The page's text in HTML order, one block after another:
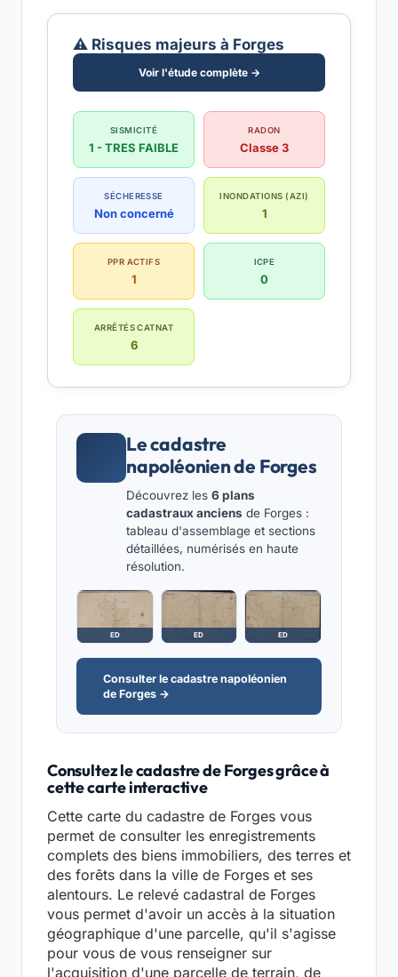
⚠️ Risques majeurs à Forges
Voir l'étude complète →
SISMICITÉ
1 - TRES FAIBLE
RADON
Classe 3
SÉCHERESSE
Non concerné
INONDATIONS (AZI)
1
PPR ACTIFS
1
ICPE
0
ARRÊTÉS CATNAT
6
Le cadastre
napoléonien de Forges
Découvrez les 6 plans
cadastraux anciens de Forges :
tableau d'assemblage et sections
détaillées, numérisés en haute
résolution.
ED ED ED
Consulter le cadastre napoléonien
de Forges →
Consultez le cadastre de Forges grâce à
cette carte interactive
Cette carte du cadastre de Forges vous
permet de consulter les enregistrements
complets des biens immobiliers, des terres et
des forêts dans la ville de Forges et ses
alentours. Le relevé cadastral de Forges
vous permet d'avoir un accès à la situation
géographique d'une parcelle, qu'il s'agisse
pour vous de vous renseigner sur
l'acquisition d'une parcelle de terrain, de